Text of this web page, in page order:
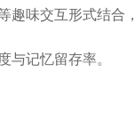
趣味交互形式结合
与记忆留存率。